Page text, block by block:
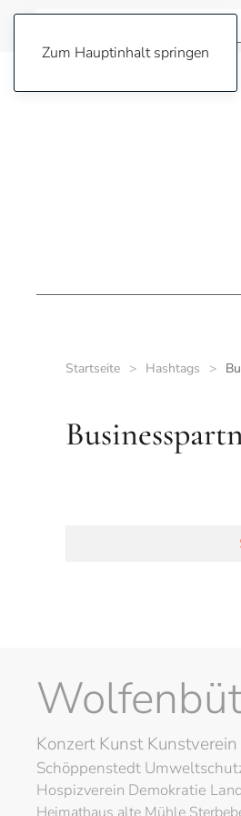
Zum Hauptinhalt springen
Startseite Hashtags
KonzertKunstKunstverein
Schöppenstedt
Hospizverein Demokratie